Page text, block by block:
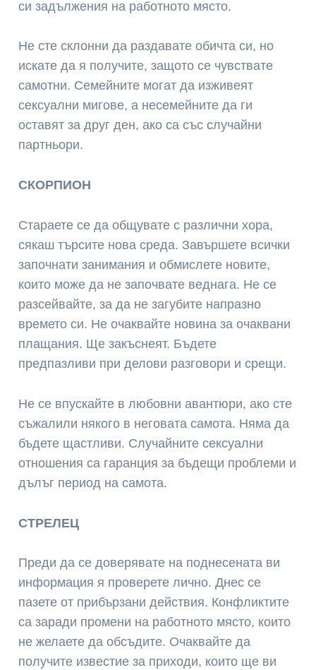
си задължения на работното място.
Не сте склонни да раздавате обичта си, но
искате да я получите, защото се чувствате
самотни. Семейните могат да изживеят
сексуални мигове, а несемейните да ги
оставят за друг ден, ако са със случайни
партньори.
СКОРПИОН
Стараете се да общувате с различни хора,
сякаш търсите нова среда. Завършете всички
започнати занимания и обмислете новите,
които може да не започвате веднага. Не се
разсейвайте, за да не загубите напразно
времето си. Не очаквайте новина за очаквани
плащания. Ще закъснеят. Бъдете
предпазливи при делови разговори и срещи.
Не се впускайте в любовни авантюри, ако сте
съжалили някого в неговата самота. Няма да
бъдете щастливи. Случайните сексуални
отношения са гаранция за бъдещи проблеми и
дълъг период на самота.
СТРЕЛЕЦ
Преди да се доверявате на поднесената ви
информация я проверете лично. Днес се
пазете от прибързани действия. Конфликтите
са заради промени на работното място, които
не желаете да обсъдите. Очаквайте да
получите известие за приходи, които ще ви